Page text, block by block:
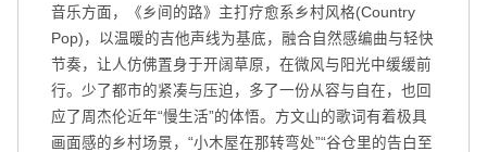
音乐方面，《乡间的路》主打疗愈系乡村风格(Country
Pop)，以温暖的吉他声线为基底，融合自然感编曲与轻快
节奏，让人仿佛置身于开阔草原，在微风与阳光中缓缓前
行。少了都市的紧凑与压迫，多了一份从容与自在，也回
应了周杰伦近年“慢生活”的体悟。方文山的歌词有着极具
画面感的乡村场景，“小木屋在那转弯处”“谷仓里的告白至